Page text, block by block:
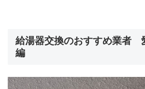
給湯器交換のおすすめ業者
編